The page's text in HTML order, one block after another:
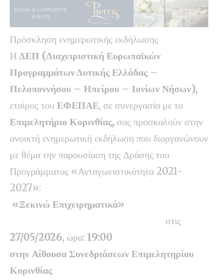
Πρόσκληση ενημερωτικής εκδήλωσης
Η ΔΕΠ (Διαχειριστική Ευρωπαϊκών
Προγραμμάτων Δυτικής Ελλάδας –
Πελοποννήσου – Ηπείρου – Ιονίων Νήσων),
εταίρος του ΕΦΕΠΑΕ, σε συνεργασία με το
Επιμελητήριο Κορινθίας, σας προσκαλούν στην
ανοικτή ενημερωτική εκδήλωση που διοργανώνουν
με θέμα την παρουσίαση της Δράσης του
Προγράμματος «Ανταγωνιστικότητα 2021-
2027»:
«Ξεκινώ Επιχειρηματικά»
στις
27/05/2026, ώρα: 19:00
στην Αίθουσα Συνεδριάσεων Επιμελητηρίου
Κορινθίας